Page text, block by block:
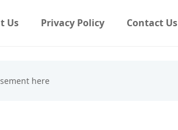
Us Privacy Policy Contact Us